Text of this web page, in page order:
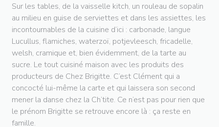
Sur les tables, de la vaisselle kitch, un rouleau de sopalin
au milieu en guise de serviettes et dans les assiettes, les
incontournables de la cuisine d’ici : carbonade, langue
Lucullus, flamiches, waterzoï, potjevleesch, fricadelle,
welsh, cramique et, bien évidemment, de la tarte au
sucre. Le tout cuisiné maison avec les produits des
producteurs de Chez Brigitte. C’est Clément qui a
concocté lui-même la carte et qui laissera son second
mener la danse chez la Ch’tite. Ce n’est pas pour rien que
le prénom Brigitte se retrouve encore là : ça reste en
famille.